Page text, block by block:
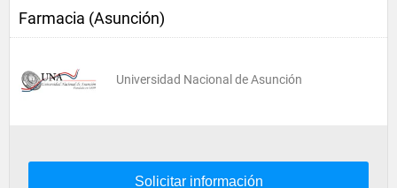
Farmacia (Asunción)
Universidad Nacional de Asunción
Solicitar información